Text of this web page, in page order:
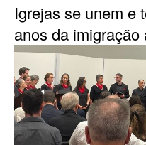
Igrejas se unem e
anos da imigração